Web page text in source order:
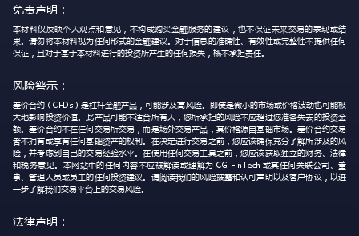
免责声明：
本材料仅反映个人观点和意见，不构成购买金融服务的建议，也不保证未来交易的表现或结
果。请勿将本材料视为任何形式的金融建议。对于信息的准确性、有效性或完整性不提供任何
保证，且对于基于本材料进行的投资所产生的任何损失，概不承担责任。
风险警示：
差价合约（CFDs）是杠杆金融产品，可能涉及高风险。即使是微小的市场或价格波动也可能极
大地影响投资价值。此产品可能不适合所有人，您所承担的风险不应超过您准备失去的投资金
额。差价合约不在任何交易所交易，而是场外交易产品，其价格源自基础市场。差价合约交易
者不拥有或享有任何基础资产的权利。在决定进行交易之前，您应该确保充分了解所涉及的风
险，并考虑到自己的交易经验水平。在使用任何交易工具之前，您应该获取独立的财务、法律
和税务意见。本网站中的任何内容不应被解读或理解为 CG FinTech 或其任何关联公司、董
事、管理人员或员工的任何投资建议。请阅读我们的风险披露和认可声明以及客户协议，以进
一步了解我们交易平台上的交易风险。
法律声明：